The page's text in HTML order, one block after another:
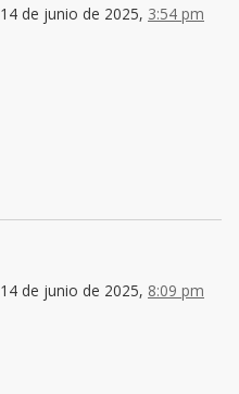
14 de junio de 2025, 3:54 pm
14 de junio de 2025, 8:09 pm